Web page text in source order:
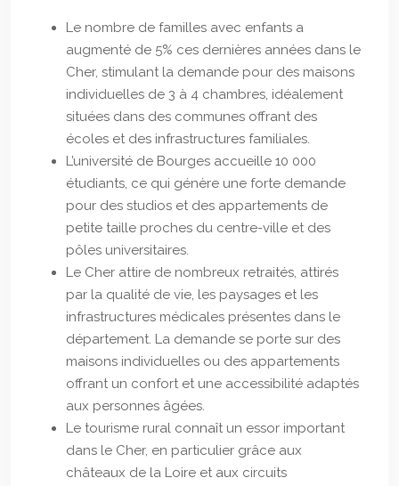
Le nombre de familles avec enfants a
augmenté de 5% ces dernières années dans le
Cher, stimulant la demande pour des maisons
individuelles de 3 à 4 chambres, idéalement
situées dans des communes offrant des
écoles et des infrastructures familiales.
L’université de Bourges accueille 10 000
étudiants, ce qui génère une forte demande
pour des studios et des appartements de
petite taille proches du centre-ville et des
pôles universitaires.
Le Cher attire de nombreux retraités, attirés
par la qualité de vie, les paysages et les
infrastructures médicales présentes dans le
département. La demande se porte sur des
maisons individuelles ou des appartements
offrant un confort et une accessibilité adaptés
aux personnes âgées.
Le tourisme rural connaît un essor important
dans le Cher, en particulier grâce aux
châteaux de la Loire et aux circuits